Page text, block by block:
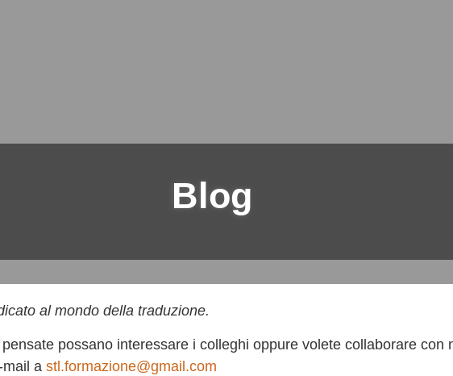
Blog
al mondo della traduzione.
possano interessare i colleghi oppure volete collaborare con
a stl.formazione@gmail.com